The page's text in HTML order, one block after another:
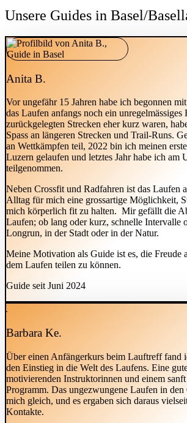
Unsere Guides in Basel/
Anita B.
Vor ungefähr 15 Jahren habe ich begonnen
das Laufen anfangs noch ein
zurückgelegten Strecken eher kurz waren,
Spass an längeren Strecken und Trail-Runs.
an Wettkämpfen teil, 2022 bin ich meinen
Luzern gelaufen und letztes Jahr habe ich
teilgenommen.
Neben Crossfit und Radfahren ist das Laufen
Alltag für mich eine grossartige Möglichkeit,
mich körperlich fit zu halten. Mir gefällt die
Laufen; ob lang oder kurz, schnelle Intervalle
Longrun, in der Stadt oder in der Natur.
Meine Motivation als Guide ist es, die Freude
dem Laufen teilen zu können.
Guide seit Juni 2024
Barbara Ke.
Über einen Anfängerkurs beim Lauftreff fand
den Einstieg in die Welt des Laufens. Eine
motivierenden Instruktorinnen und einem sanft
Programm. Das ungezwungene Laufen in
mich gleich, und es ergaben sich daraus
Kontakte.